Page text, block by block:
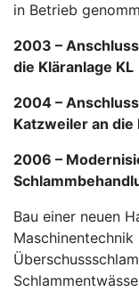
in Betrieb
2003 –
die Kläranlage KL
2004 –
Katzweiler an die
2006 –
Bau einer neuen
Maschinentechnik